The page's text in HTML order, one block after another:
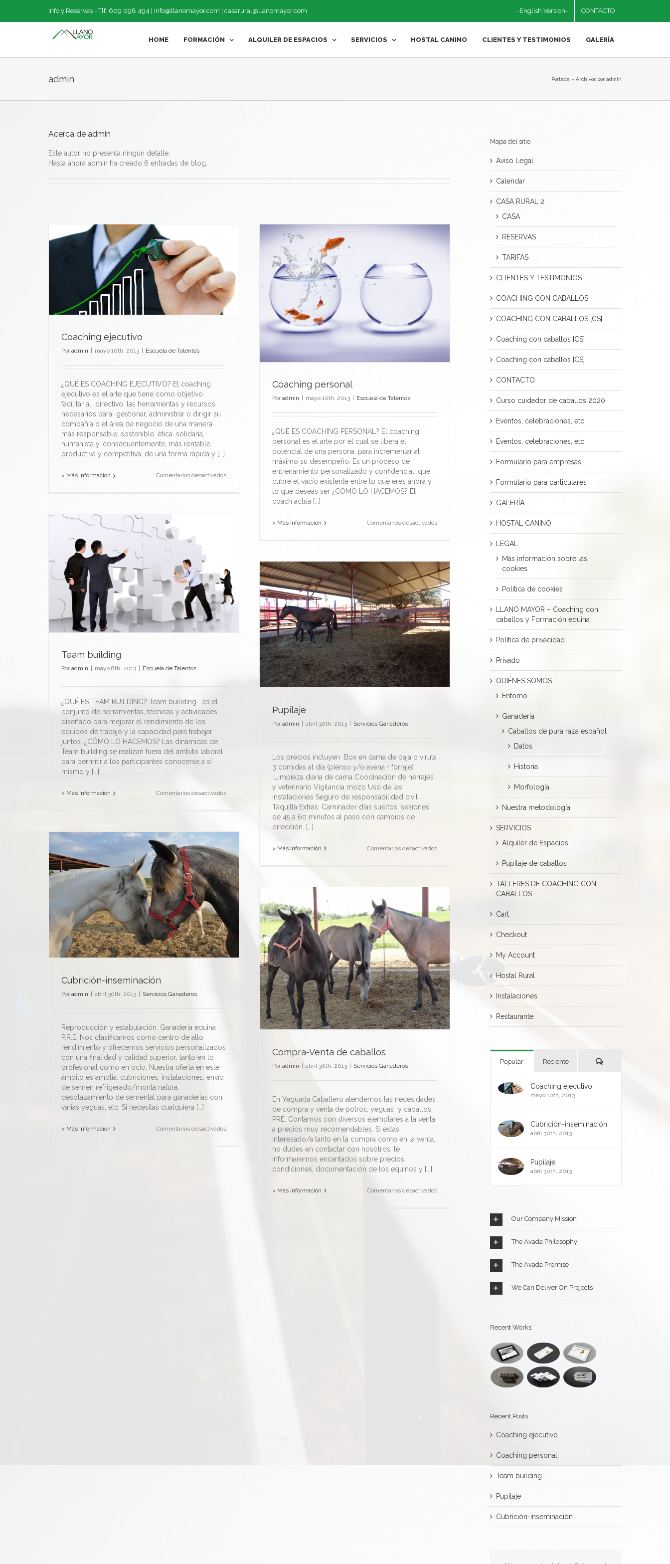
contenido
Info y Reservas - Tlf: 609 098 494 | info@llanomayor.com casarural@llanomayor.com -English Version- CONTACTO
HOME FORMACIÓN ALQUILER DE ESPACIOS SERVICIOS HOSTAL CANINO CLIENTES Y TESTIMONIOS GALERÍA
admin Portada » Archivos por admin
Acerca de admin
Este autor no presenta ningún detalle.
Hasta ahora admin ha creado 6 entradas de blog.
Coaching ejecutivo
Por admin mayo 10th, 2013 Escuela de Talentos
¿QUÉ ES COACHING EJECUTIVO? El coaching
ejecutivo es el arte que tiene como objetivo
facilitar al directivo, las herramientas y recursos
necesarios para gestionar, administrar o dirigir su
compañía o el área de negocio de una manera
más responsable, sostenible, ética, solidaria,
humanista y, consecuentemente, más rentable,
productiva y competitiva, de una forma rápida y [...]
> Más información Comentarios desactivadosen
Coaching personal
Por admin mayo 10th, 2013 Escuela de Talentos
¿QUÉ ES COACHING PERSONAL? El coaching
personal es el arte por el cual se libera el
potencial de una persona, para incrementar al
máximo su desempeño. Es un proceso de
entrenamiento personalizado y confidencial, que
cubre el vacío existente entre lo que eres ahora y
lo que deseas ser ¿CÓMO LO HACEMOS? El
coach actúa [...]
> Más información Comentarios desactivadosen
Team building
Por admin mayo 8th, 2013 Escuela de Talentos
¿QUÉ ES TEAM BUILDING? Team builiding es el
conjunto de herramientas, técnicas y actividades
diseñado para mejorar el rendimiento de los
equipos de trabajo y la capacidad para trabajar
juntos. ¿CÓMO LO HACEMOS? Las dinámicas de
Team building se realizan fuera del ámbito laboral
para permitir a los participantes conocerse a sí
mismo y [...]
> Más información Comentarios desactivadosen
Pupilaje
Por admin | abril 30th, 2013 | Servicios Ganaderos
Los precios incluyen Box en cama de paja o viruta
3 comidas al día (pienso y/o avena + forraje)
Limpieza diaria de cama Coodinación de herrajes
y veterinario Vigilancia mozo Uso de las
instalaciones Seguro de responsabilidad civil
Taquilla Extras: Caminador días sueltos, sesiones
de 45 a 60 minutos al paso con cambios de
dirección. [...]
> Más información Comentarios desactivadosen
Cubrición-inseminación
Por admin | abril 30th, 2013 | Servicios Ganaderos
Reproducción y estabulación: Ganadería equina
P.R.E. Nos clasificamos como centro de alto
rendimiento y ofrecemos servicios personalizados
con una finalidad y calidad superior, tanto en lo
profesional como en ocio. Nuestra oferta en este
ámbito es amplia: cubriciones, instalaciones, envío
de semen refrigerado/monta natura,
desplazamiento de semental para ganaderías con
varias yeguas, etc. Si necesitas cualquiera [...]
> Más información Comentarios desactivadosen
Compra-Venta de caballos
Por admin | abril 30th, 2013 | Servicios Ganaderos
En Yeguada Caballero atendemos las necesidades
de compra y venta de potros, yeguas y caballos
PRE. Contamos con diversos ejemplares a la venta
a precios muy recomendables. Si estas
interesado/a tanto en la compra como en la venta,
no dudes en contactar con nosotros, te
informaremos encantados sobre precios,
condiciones, documentación de los equinos y [...]
> Más información Comentarios desactivadosen
Mapa del sitio
Aviso Legal
Calendar
CASA RURAL 2
CASA
RESERVAS
TARIFAS
CLIENTES Y TESTIMONIOS
COACHING CON CABALLOS
COACHING CON CABALLOS [CS]
Coaching con caballos [CS]
Coaching con caballos [CS]
CONTACTO
Curso cuidador de caballos 2020
Eventos, celebraciones, etc…
Eventos, celebraciones, etc…
Formulario para empresas
Formulario para particulares
GALERÍA
HOSTAL CANINO
LEGAL
Más información sobre las
cookies
Política de cookies
LLANO MAYOR – Coaching con
caballos y Formación equina
Política de privacidad
Privado
QUIÉNES SOMOS
Entorno
Ganadería
Caballos de pura raza español
Datos
Historia
Morfología
Nuestra metodología
SERVICIOS
Alquiler de Espacios
Pupilaje de caballos
TALLERES DE COACHING CON
CABALLOS
Cart
Checkout
My Account
Hostal Rural
Instalaciones
Restaurante
Popular Reciente Comentarios
Coaching ejecutivo
mayo 10th, 2013
Cubrición-inseminación
abril 30th, 2013
Pupilaje
abril 30th, 2013
Our Company Mission
The Avada Philosophy
The Avada Promise
We Can Deliver On Projects
Recent Works
Recent Posts
Coaching ejecutivo
Coaching personal
Team building
Pupilaje
Cubrición-inseminación